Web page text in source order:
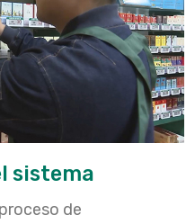
sistema
de